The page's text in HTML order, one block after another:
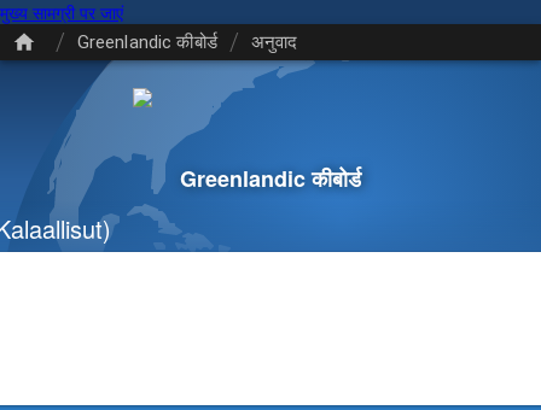
मुख्य सामग्री पर जाएं
/ Greenlandic कीबोर्ड / अनुवाद
Greenlandic कीबोर्ड